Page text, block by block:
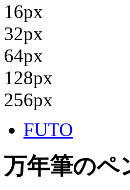
16px
32px
64px
128px
256px
FUTO
万年筆のペ